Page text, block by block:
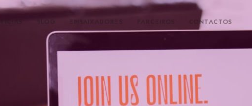
EMBAIXADORES CONTACTOS